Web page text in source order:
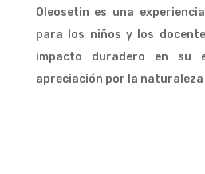
Oleosetin es una
para los niños y los
impacto duradero en su
apreciación por la